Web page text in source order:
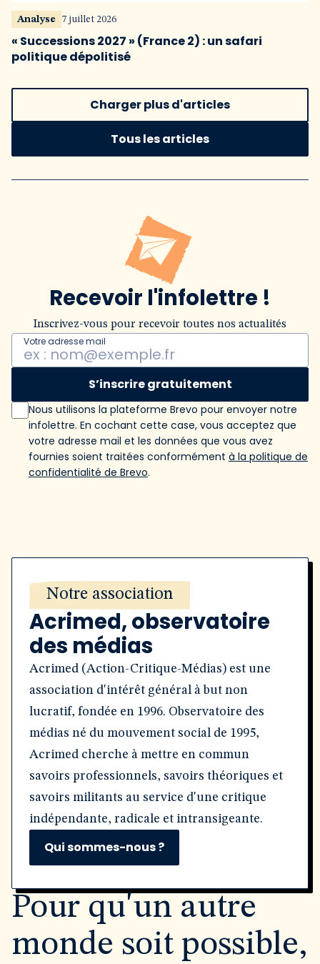
Analyse 7 juillet 2026
« Successions 2027 » (France 2) : un safari
politique dépolitisé
Charger plus d'articles
Tous les articles
Recevoir l'infolettre !
Inscrivez-vous pour recevoir toutes nos actualités
Votre adresse mail
S’inscrire gratuitement
Nous utilisons la plateforme Brevo pour envoyer notre
infolettre. En cochant cette case, vous acceptez que
votre adresse mail et les données que vous avez
fournies soient traitées conformément à la politique de
confidentialité de Brevo.
Notre association
Acrimed, observatoire
des médias
Acrimed (Action-Critique-Médias) est une
association d'intérêt général à but non
lucratif, fondée en 1996. Observatoire des
médias né du mouvement social de 1995,
Acrimed cherche à mettre en commun
savoirs professionnels, savoirs théoriques et
savoirs militants au service d'une critique
indépendante, radicale et intransigeante.
Qui sommes-nous ?
Pour qu'un autre
monde soit possible,